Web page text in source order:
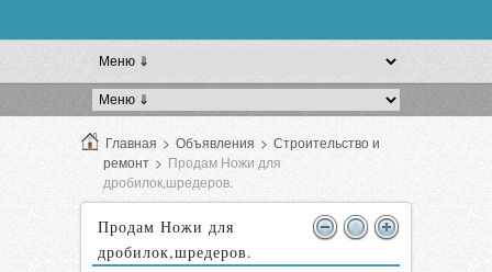
Главная > Объявления > Строительство и
ремонт > Продам Ножи для
дробилок,шредеров.
Продам Ножи для
дробилок,шредеров.